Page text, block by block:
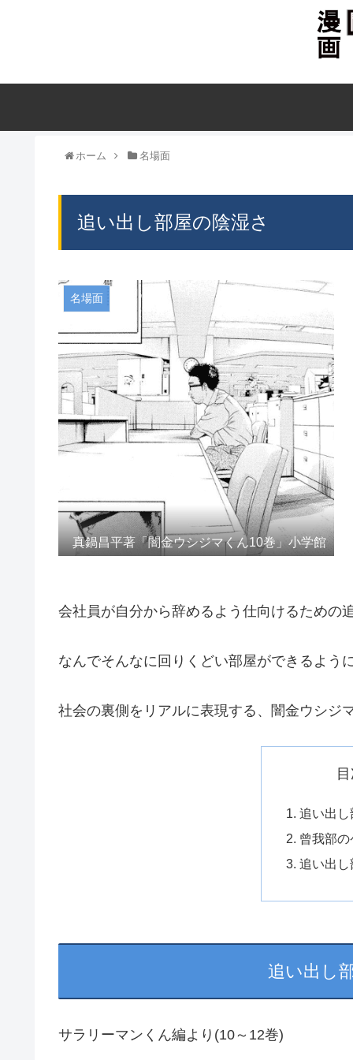
ホーム 名場面
追い出し部屋の陰湿さ
名場面
真鍋昌平著「闇金ウシジマくん10巻」小学館
会社員が自分から辞めるよう仕向けるための
なんでそんなに回りくどい部屋ができるよう
社会の裏側をリアルに表現する、闇金ウシジ
追い出
曾我部
追い出
追い出し
サラリーマンくん編より(10～12巻)